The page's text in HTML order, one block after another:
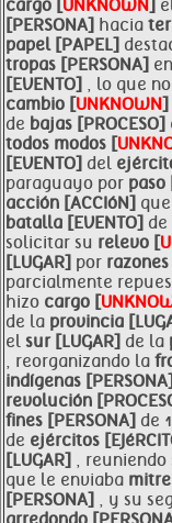
cargo [UNKNOWN]
[PERSONA] hacia
papel [PAPEL]
tropas [PERSONA]
[EVENTO] , lo que
cambio [UNKNOWN]
de bajas [PROCESO]
todos modos [
[EVENTO] del
paraguayo por paso
acción [ACCIóN]
batalla [EVENTO] de
solicitar su relevo [
[LUGAR] por
parcialmente
hizo cargo [
de la provincia
el sur [LUGAR] de la
, reorganizando la
indígenas [PERSONA]
revolución
fines [PERSONA] de
de ejércitos
[LUGAR] , reuniendo
que le enviaba mitre
[PERSONA] , y su